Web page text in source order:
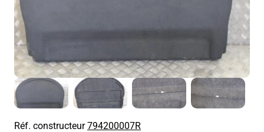
Réf. constructeur794200007R